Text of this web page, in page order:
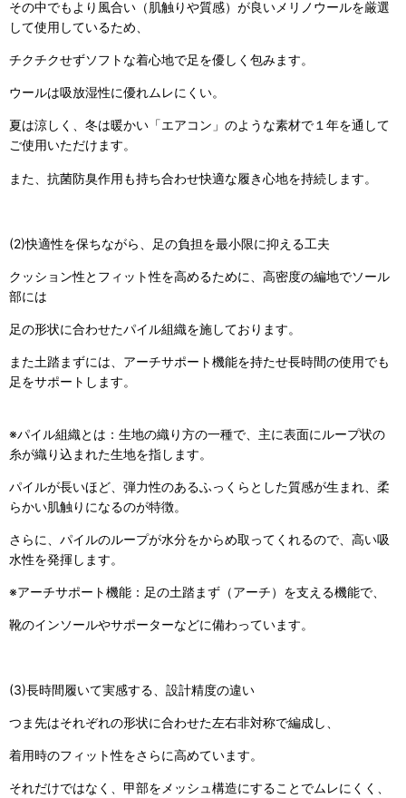
その中でもより風合い（肌触りや質感）が良いメリノウールを厳選
して使用しているため、
チクチクせずソフトな着心地で足を優しく包みます。
ウールは吸放湿性に優れムレにくい。
夏は涼しく、冬は暖かい「エアコン」のような素材で１年を通して
ご使用いただけます。
また、抗菌防臭作用も持ち合わせ快適な履き心地を持続します。
(2)快適性を保ちながら、足の負担を最小限に抑える工夫
クッション性とフィット性を高めるために、高密度の編地でソール
部には
足の形状に合わせたパイル組織を施しております。
また土踏まずには、アーチサポート機能を持たせ長時間の使用でも
足をサポートします。
※パイル組織とは：生地の織り方の一種で、主に表面にループ状の
糸が織り込まれた生地を指します。
パイルが長いほど、弾力性のあるふっくらとした質感が生まれ、柔
らかい肌触りになるのが特徴。
さらに、パイルのループが水分をからめ取ってくれるので、高い吸
水性を発揮します。
※アーチサポート機能：足の土踏まず（アーチ）を支える機能で、
靴のインソールやサポーターなどに備わっています。
(3)長時間履いて実感する、設計精度の違い
つま先はそれぞれの形状に合わせた左右非対称で編成し、
着用時のフィット性をさらに高めています。
それだけではなく、甲部をメッシュ構造にすることでムレにくく、